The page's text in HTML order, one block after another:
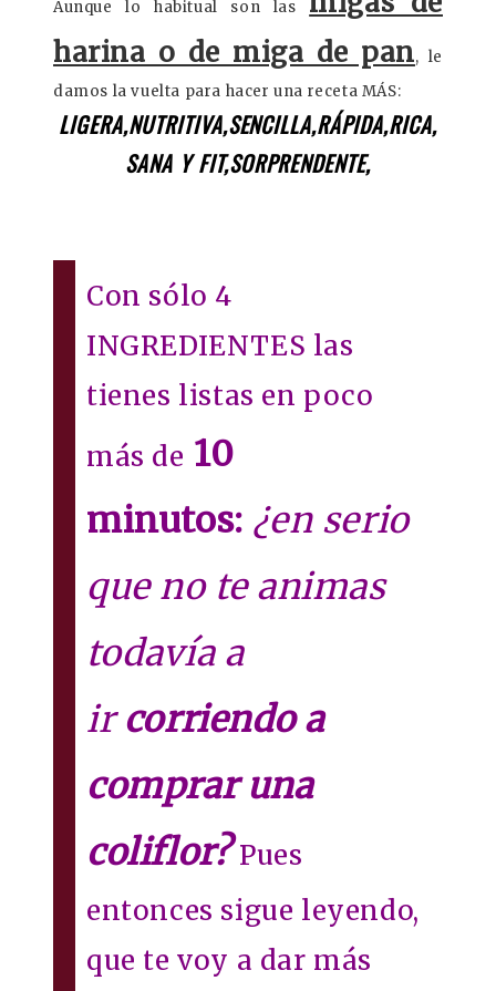
Aunque lo habitual son las
harina o de miga de pan, le
damos la vuelta para hacer una receta MÁS:
LIGERA,NUTRITIVA,SENCILLA,RÁPIDA,RICA,
SANA Y FIT,SORPRENDENTE,
Con sólo 4
INGREDIENTES las
tienes listas en poco
más de 10
minutos: ¿en serio
que no te animas
todavía a
ircorriendo a
comprar una
coliflor?Pues
entonces sigue leyendo,
que te voy a dar más